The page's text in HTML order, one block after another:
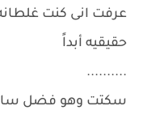
عرفت انى كنت
حقيقيه أبداً
..........
سكتت وهو فضل